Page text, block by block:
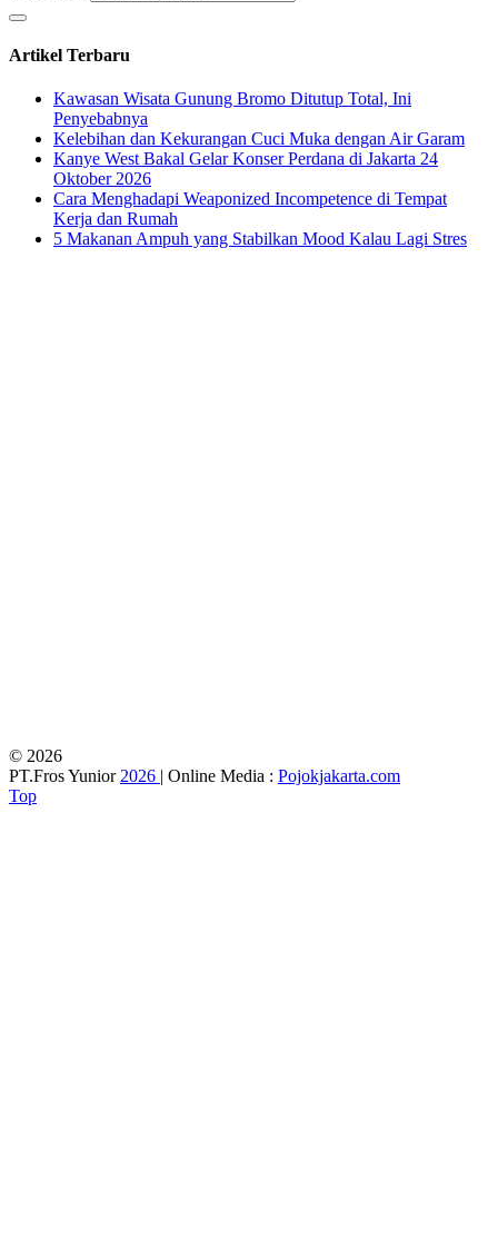
Artikel Terbaru
Kawasan Wisata Gunung Bromo Ditutup Total, Ini
Penyebabnya
Kelebihan dan Kekurangan Cuci Muka dengan Air Garam
Kanye West Bakal Gelar Konser Perdana di Jakarta 24
Oktober 2026
Cara Menghadapi Weaponized Incompetence di Tempat
Kerja dan Rumah
5 Makanan Ampuh yang Stabilkan Mood Kalau Lagi Stres
© 2026
PT.Fros Yunior2026 | Online Media : Pojokjakarta.com
Top